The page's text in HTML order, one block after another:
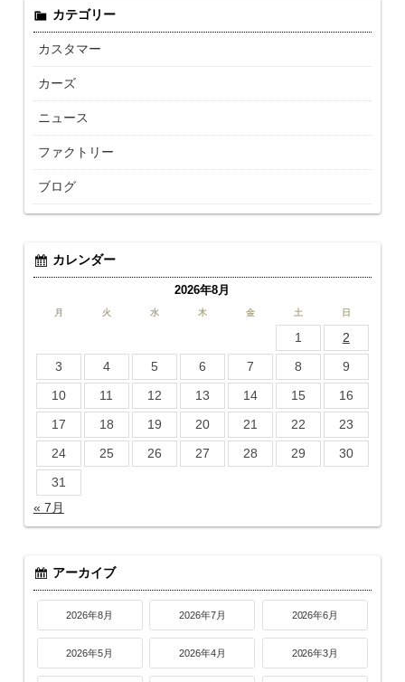
カテゴリー
カスタマー
カーズ
ニュース
ファクトリー
ブログ
カレンダー
2026年8月
月 火 水 木 金 土 日
1
2
3
4 5 6 7 8
9
10
11 12 13 14 15
16
17
18 19 20 21 22
23
24
25 26 27 28 29
30
31
« 7月
アーカイブ
2026年8月 2026年7月 2026年6月
2026年5月 2026年4月 2026年3月